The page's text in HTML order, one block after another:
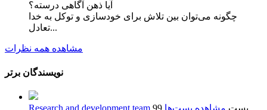
آیا ذهن آگاهی درسته؟
چگونه می‌توان بین تلاش برای خودسازی و توکل به خدا
تعادل...
مشاهده همه نظرات
نویسندگان برتر
Research and development team 99 پست مشاهده پست‌ها